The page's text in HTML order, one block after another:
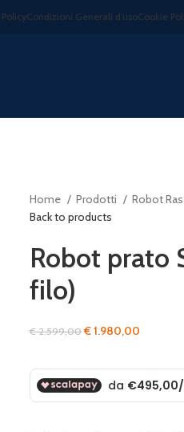
Condizioni Generali d’usoCookie
Home Prodotti Robot
Back to products
Robot prato
filo)
€2.599,00Il
originale
era:
€ 2.599,00.
€1.980,00
attuale
è:
€